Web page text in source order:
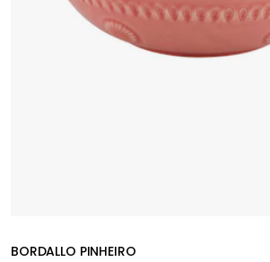
BORDALLO PINHEIRO